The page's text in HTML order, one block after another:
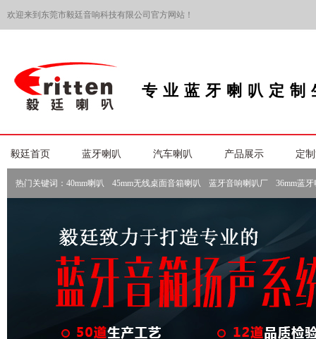
欢迎来到东莞市毅廷音响科技有限公司官方网站！
专业蓝牙喇叭定制
毅廷首页 蓝牙喇叭 汽车喇叭 产品展示 定
热门关键词： 40mm喇叭 45mm无线桌面音箱喇叭 蓝牙音响喇叭厂 36mm蓝